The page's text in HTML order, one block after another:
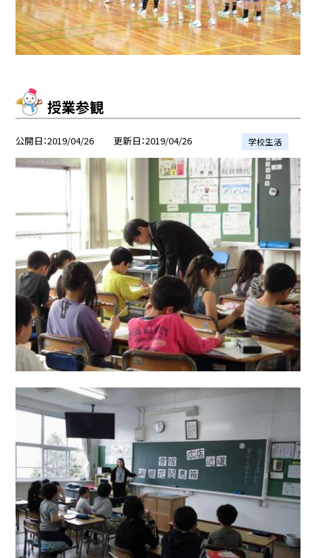
授業参観
公開日 2019/04/26 更新日 2019/04/26 学校生活